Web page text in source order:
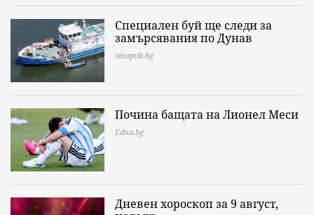
замърсявания по Дунав
sinoptik.bg
Edna.bg
неделя